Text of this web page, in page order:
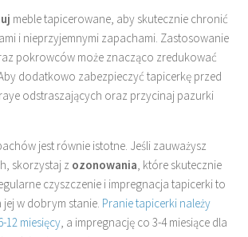
meble tapicerowane, aby skutecznie chronić
i nieprzyjemnymi zapachami. Zastosowanie
pokrowców może znacząco zredukować
dodatkowo zabezpieczyć tapicerkę przed
odstraszających oraz przycinaj pazurki
jest równie istotne. Jeśli zauważysz
skorzystaj z ozonowania, które skutecznie
czyszczenie i impregnacja tapicerki to
w dobrym stanie. Pranie tapicerki należy
miesięcy, a impregnację co 3-4 miesiące dla